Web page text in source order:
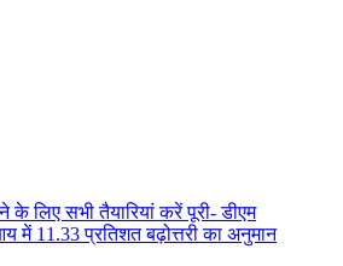
के लिए सभी तैयारियां करें पूरी- डीएम
में 11.33 प्रतिशत बढ़ोत्तरी का अनुमान